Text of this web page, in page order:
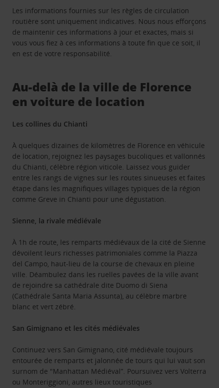
Les informations fournies sur les règles de circulation
routière sont uniquement indicatives. Nous nous efforçons
de maintenir ces informations à jour et exactes, mais si
vous vous fiez à ces informations à toute fin que ce soit, il
en est de votre responsabilité.
Au-delà de la ville de Florence
en voiture de location
Les collines du Chianti
À quelques dizaines de kilomètres de Florence en véhicule
de location, rejoignez les paysages bucoliques et vallonnés
du Chianti, célèbre région viticole. Laissez vous guider
entre les rangs de vignes sur les routes sinueuses et faites
étape dans les magnifiques villages typiques de la région
comme Greve in Chianti pour une dégustation.
Sienne, la rivale médiévale
À 1h de route, les remparts médiévaux de la cité de Sienne
dévoilent leurs richesses patrimoniales comme la Piazza
del Campo, haut-lieu de la course de chevaux en pleine
ville. Déambulez dans les ruelles pavées de la ville avant
de rejoindre sa cathédrale dite Duomo di Siena
(Cathédrale Santa Maria Assunta), au célèbre marbre
blanc et vert zébré.
San Gimignano et les cités médiévales
Continuez vers San Gimignano, cité médiévale toujours
entourée de remparts et jalonnée de tours qui lui vaut son
surnom de "Manhattan Médiéval”. Poursuivez vers Volterra
ou Monteriggioni, autres lieux touristiques